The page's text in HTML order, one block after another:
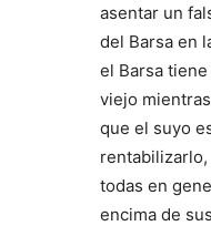
asentar un
del Barsa en
el Barsa
viejo
que el suyo
todas en
encima de